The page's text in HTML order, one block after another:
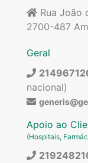
Rua João
2700-487
Geral
nacional)
Apoio ao
(Hospitais,